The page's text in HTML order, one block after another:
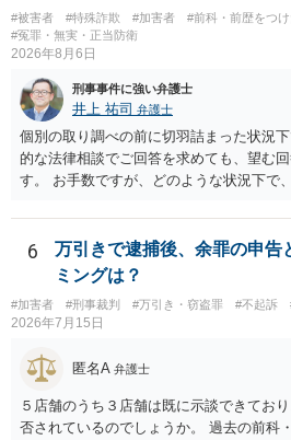
#被害者 #特殊詐欺 #加害者 #前科・前歴をつ
#冤罪・無実・正当防衛
2026年8月6日
刑事事件に強い弁護士
井上 祐司 弁護士
個別の取り調べの前に切羽詰まった状況
的な法律相談でご回答を求めても、望む
す。 お手数ですが、どのような状況下で
の程度だと聞いているのかということに
相談を受けられたうえで対処方法を探さ
一般論でいえば、任意取り調べの場合、
り調べ内容を録音することは必須だと考え
6
万引きで逮捕後、余罪の申告
ミングは？
#加害者 #刑事裁判 #万引き・窃盗罪 #不起訴
2026年7月15日
匿名A 弁護士
５店舗のうち３店舗は既に示談できてお
否されているのでしょうか。 過去の前科